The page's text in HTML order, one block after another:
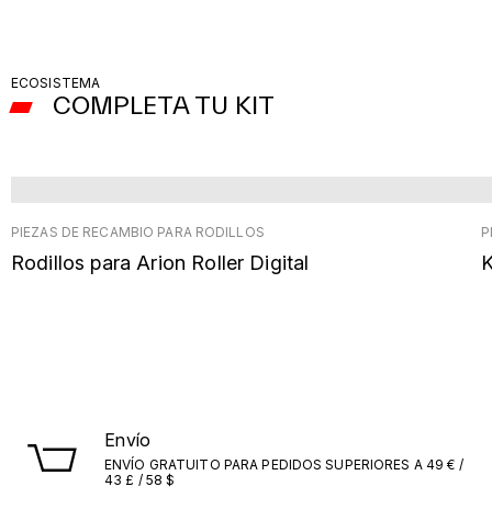
ECOSISTEMA
COMPLETA TU KIT
PIEZAS DE RECAMBIO PARA RODILLOS
Rodillos para Arion Roller Digital
Envío
ENVÍO GRATUITO PARA PEDIDOS SUPERIORES A 49 € /
43 £ / 58 $